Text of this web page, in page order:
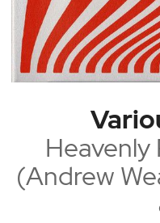
Heavenly
(Andrew